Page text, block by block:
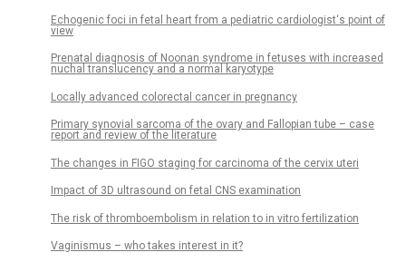
Echogenic foci in fetal heart from a pediatric cardiologist‘s point of
view
Prenatal diagnosis of Noonan syndrome in fetuses with increased
nuchal translucency and a normal karyotype
Locally advanced colorectal cancer in pregnancy
Primary synovial sarcoma of the ovary and Fallopian tube – case
report and review of the literature
The changes in FIGO staging for carcinoma of the cervix uteri
Impact of 3D ultrasound on fetal CNS examination
The risk of thromboembolism in relation to in vitro fertilization
Vaginismus – who takes interest in it?